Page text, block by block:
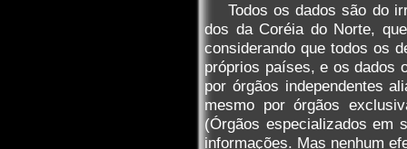
Todos os dados são do
dos da Coréia do Norte,
considerando que todos os
próprios países, e os dados
por órgãos independentes
mesmo por órgãos
(Órgãos especializados em
informações. Mas nenhum